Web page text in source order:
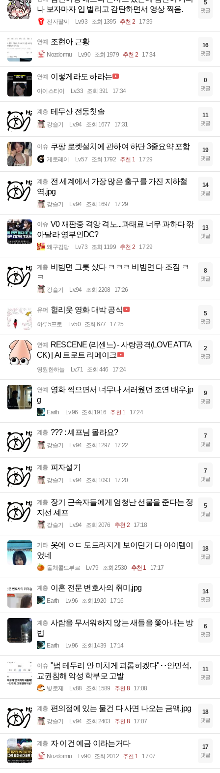
나 보자마자 입 벌리고 감탄하면서 영상 찍음.
전자팔찌 Lv.93 조회 1395 추천 2 17:39
5
댓글
연예 조현아 근황
Nozdormu Lv.90 조회 1979 추천 2 17:34
16
댓글
연예 이렇게라도 하라는
아이스티이 Lv.33 조회 391 17:34
0
댓글
계층 테무산 전동칫솔
강슬기 Lv.94 조회 1677 17:31
11
댓글
이슈 쿠팡 로켓설치에 관하여 하단 3줄요약 포함
게토레이 Lv.57 조회 1792 추천 1 17:29
19
댓글
계층 전 세계에서 가장 많은 출구를 가진 지하철
역.jpg
강슬기 Lv.94 조회 1697 17:29
14
댓글
이슈 V0 재판중 격앙 격노...과태료 너무 과하다 깎
아달라 영부인DC?
왜구김당 Lv.73 조회 1199 추천 2 17:29
13
댓글
계층 비빔면 그릇 샀다 ㅋㅋㅋ 비빔면 다 조짐 ㅋ
ㅋ
강슬기 Lv.94 조회 2208 17:26
8
댓글
유머 헐리웃 영화 대박 공식
하루5프로 Lv.50 조회 677 17:25
5
댓글
연예 RESCENE (리센느) - 사랑공격(LOVE ATTA
CK) | AI 트로트 리메이크
영원한하늘 Lv.71 조회 446 17:24
2
댓글
연예 영화 찍으면서 너무나 서러웠던 조연 배우.jp
g
Earth Lv.96 조회 1916 추천 1 17:24
9
댓글
계층 ??? : 셰프님 몰라요?
강슬기 Lv.94 조회 1297 17:22
7
댓글
계층 피자설기
강슬기 Lv.94 조회 1093 17:20
7
댓글
계층 장기 근속자들에게 엄청난 선물을 준다는 정
지선 셰프
강슬기 Lv.94 조회 2076 추천 2 17:18
5
댓글
기타 옷에 ㅇㄷ 도드라지게 보이던거 다 아이템이
었네
돌체콜드부르 Lv.79 조회 2530 추천 1 17:17
18
댓글
계층 이혼 전문 변호사의 취미.jpg
Earth Lv.96 조회 1920 17:16
14
댓글
계층 사람을 무서워하지 않는 새들을 쫓아내는 방
법
Earth Lv.96 조회 1439 17:14
6
댓글
이슈 "법 테두리 안 미치게 괴롭히겠다"‥안민석,
교권침해 악성 학부모 고발
빛로제 Lv.88 조회 1589 추천 8 17:08
11
댓글
계층 편의점에 있는 물건 다 사면 나오는 금액.jpg
강슬기 Lv.94 조회 2403 추천 8 17:07
18
댓글
계층 자 이건 예금 이라는거다
Nozdormu Lv.90 조회 2012 추천 1 17:07
17
댓글